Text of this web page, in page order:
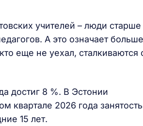
учителей – люди старше
А это означает больше
еще не уехал, сталкиваются
достиг 8 %. В Эстонии
квартале 2026 года занятость
15 лет.